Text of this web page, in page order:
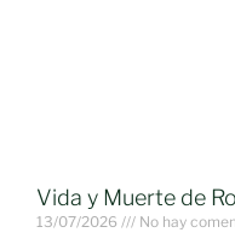
Vida y Muerte de
13/07/2026 No hay